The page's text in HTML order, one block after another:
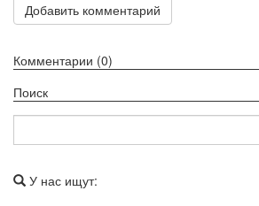
Добавить комментарий
Комментарии (0)
Поиск
У нас ищут: